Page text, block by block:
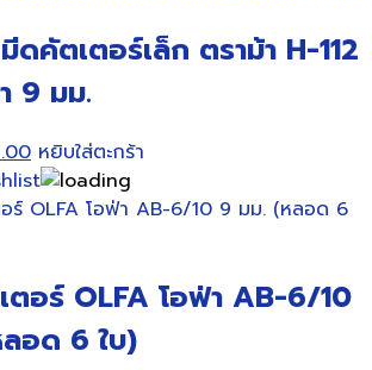
ดคัตเตอร์เล็ก ตราม้า H-112
9 มม.
Current
price
is:
หยิบใส่ตะกร้า
ตอร์ OLFA โอฟ่า AB-6/10
อด 6 ใบ)